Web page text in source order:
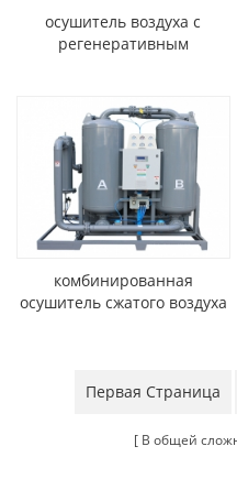
осушитель воздуха с
регенеративным
комбинированная
осушитель сжатого воздуха
Первая Страница
В общей